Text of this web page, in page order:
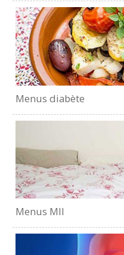
Menus diabète
Menus MII